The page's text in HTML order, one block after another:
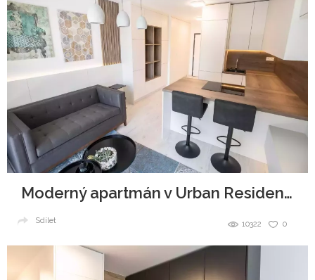
Moderný apartmán v Urban Residence, Bratislava
0
10322
Sdílet